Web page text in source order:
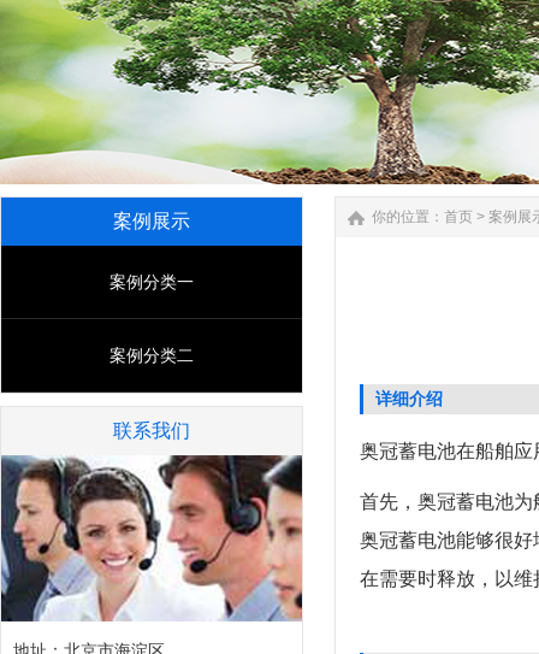
案例展示
案例分类一
案例分类二
联系我们
你的位置： 首页 > 案例展
详细介绍
奥冠蓄电池在船舶
首先，奥冠蓄电池
奥冠蓄电池能够很
在需要时释放，以